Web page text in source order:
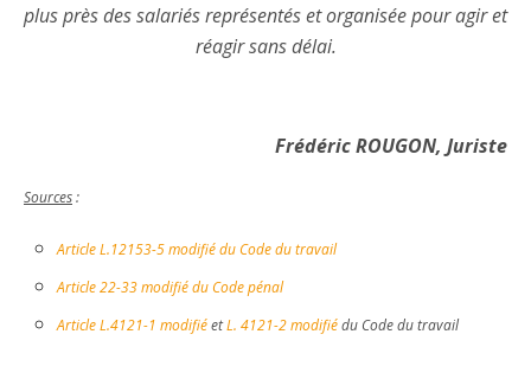
plus près des salariés représentés et organisée pour agir et
réagir sans délai.
Frédéric ROUGON, Juriste
Sources:
Article L.12153-5 modifié du Code du travail
Article 22-33 modifié du Code pénal
Article L.4121-1 modifiéetL. 4121-2 modifiédu Code du travail